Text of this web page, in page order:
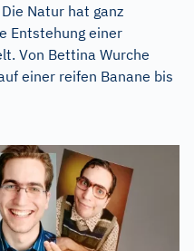
Natur hat ganz
Entstehung einer
Von Bettina Wurche
einer reifen Banane bis